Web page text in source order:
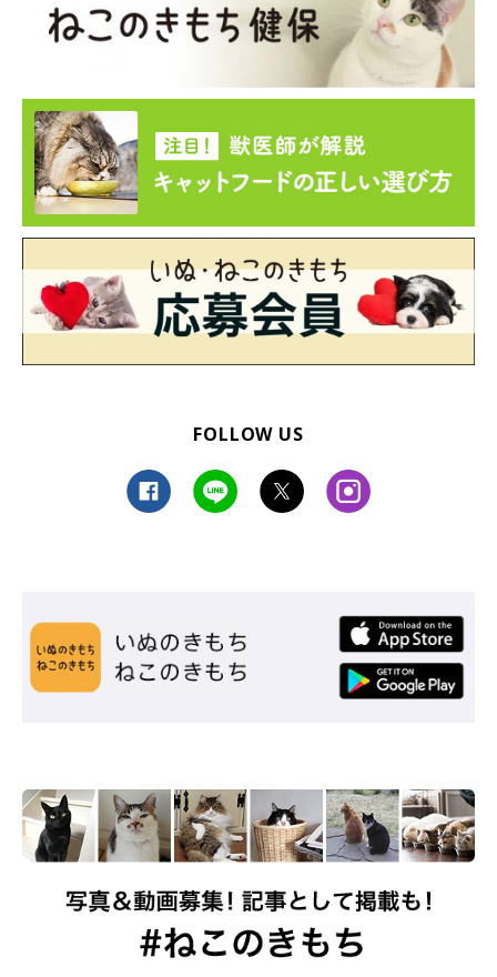
FOLLOW US